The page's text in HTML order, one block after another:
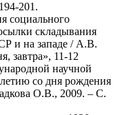
201.
социального
складывания
и на западе / А.В.
завтра», 11-12
научной
со дня рождения
О.В., 2009. – С.